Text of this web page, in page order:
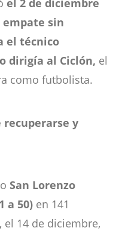
el 2 de diciembre
empate sin
el técnico
dirigía al Ciclón, el
como futbolista.
recuperarse y
San Lorenzo
a 50) en 141
el 14 de diciembre,